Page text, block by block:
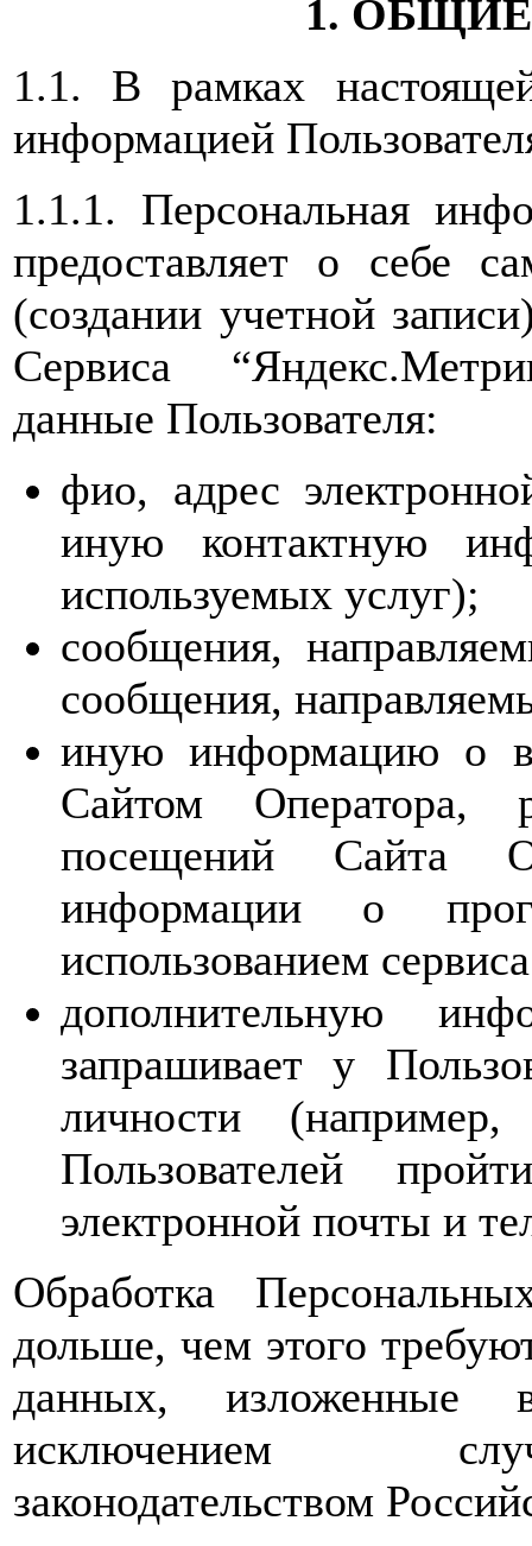
1.
1.1. В рамках
информацией
1.1.1. Персональная
предоставляет о себе
(создании учетной
Сервиса
данные Пользователя:
фио, адрес
иную контактную
используемых услуг);
сообщения,
сообщения,
иную информацию о
Сайтом Оператора,
посещений Сайта
информации о
использованием
дополнительную
запрашивает у
личности
Пользователей
электронной почты и
Обработка
дольше, чем этого
данных, изложенные
исключением
законодательством